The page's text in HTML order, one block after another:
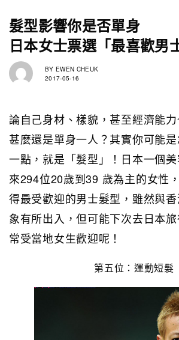
髮型影響你是否單身
日本女士票選「最喜歡男
BY EWEN CHEUK
2017-05-16
論自己身材、樣貌，甚至經濟能
甚麼還是單身一人？其實你可能
一點，就是「髮型」！日本一個
來294位20歲到39 歲為主的女性
得最受歡迎的男士髮型，雖然與
象有所出入，但可能下次去日本
常受當地女生歡迎呢！
第五位：運動短髮